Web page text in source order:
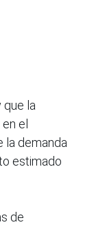
que la
el
la demanda
estimado
de